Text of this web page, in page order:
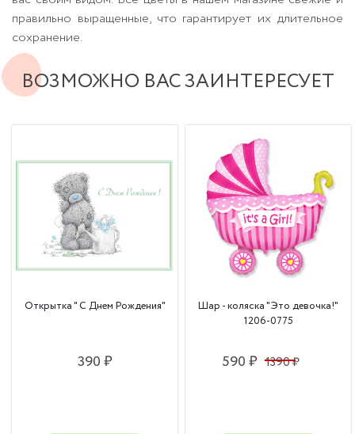
правильно выращенные, что гарантирует их длительное
сохранение.
ВОЗМОЖНО ВАС ЗАИНТЕРЕСУЕТ
Открытка " С Днем Рождения"
390 ₽
Шар - коляска "Это девочка!"
1206-0775
590 ₽ 1390 ₽